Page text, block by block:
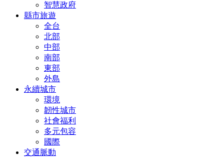
智慧政府
縣市旅遊
全台
北部
中部
南部
東部
外島
永續城市
環境
韌性城市
社會福利
多元包容
國際
交通脈動